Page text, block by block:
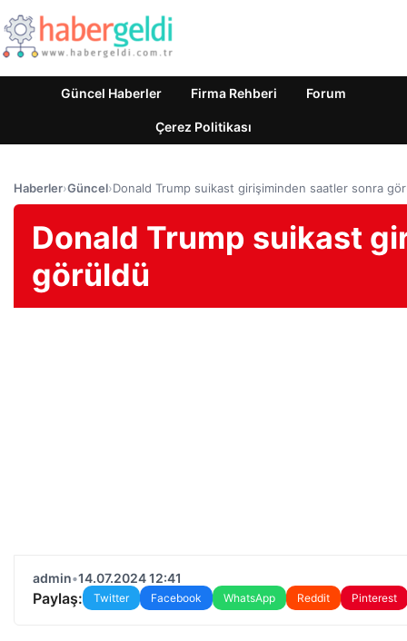
Güncel Haberler Firma Rehberi Forum
Çerez Politikası
Haberler›Güncel›Donald Trump suikast girişiminden saatler sonra
Donald Trump suikast
görüldü
admin•14.07.2024 12:41
Paylaş: Twitter Facebook WhatsApp Reddit Pinterest